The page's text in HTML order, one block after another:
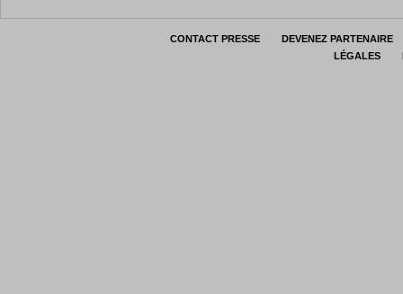
CONTACT PRESSE
DEVENEZ PARTENAIRE
LÉGALES